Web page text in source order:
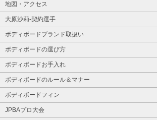
地図・アクセス
大原沙莉-契約選手
ボディボードブランド取扱い
ボディボードの選び方
ボディボードお手入れ
ボディボードのルール＆マナー
ボディボードフィン
JPBAプロ大会